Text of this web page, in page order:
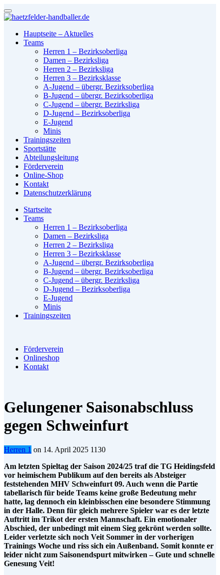
Hauptseite – Aktuelles
Teams
Herren 1 – Bezirksoberliga
Damen – Bezirksliga
Herren 2 – Bezirksliga
Herren 3 – Bezirksklasse
A-Jugend – übergr. Bezirksoberliga
B-Jugend – übergr. Bezirksoberliga
C-Jugend – übergr. Bezirksliga
D-Jugend – Bezirksoberliga
E-Jugend
Minis
Trainingszeiten
Sportstätte
Abteilungsleitung
Förderverein
Online-Shop
Kontakt
Datenschutzerklärung
Startseite
Teams
Herren 1 – Bezirksoberliga
Damen – Bezirksliga
Herren 2 – Bezirksliga
Herren 3 – Bezirksklasse
A-Jugend – übergr. Bezirksoberliga
B-Jugend – übergr. Bezirksoberliga
C-Jugend – übergr. Bezirksliga
D-Jugend – Bezirksoberliga
E-Jugend
Minis
Trainingszeiten
Förderverein
Onlineshop
Kontakt
Gelungener Saisonabschluss
gegen Schweinfurt
Herren 1 on 14. April 2025 1130
Am letzten Spieltag der Saison 2024/25 traf die TG Heidingsfeld
vor heimischem Publikum auf den bereits als Absteiger
feststehenden MHV Schweinfurt 09. Auch wenn die Partie
tabellarisch für beide Teams keine große Bedeutung mehr
hatte, lag dennoch ein kleinbisschen eine besondere Stimmung
in der Halle. Denn für gleich mehrere Spieler war es der letzte
Auftritt im Trikot der ersten Mannschaft. Ein emotionaler
Abschied, der unbedingt mit einem Sieg gekrönt werden sollte.
Leider verletzte sich noch Veit Sommer in der vorherigen
Trainings Woche und riss sich ein Außenband. Somit konnte er
leider nicht zum Saisonendspurt mitwirken – Gute und schnelle
Genesung Veit!